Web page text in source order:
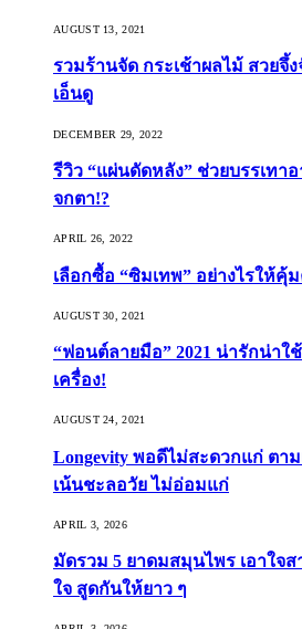
AUGUST 13, 2021
รวมร้านจัด กระเช้าผลไม้ สวยจึ้
เอ็นดู
DECEMBER 29, 2022
รีวิว “แผ่นดัดหลัง” ช่วยบรรเทา
จกตา!?
APRIL 26, 2022
เลือกซื้อ “ซิมเทพ” อย่างไรให้คุ้
AUGUST 30, 2021
“ฟอนต์ลายมือ” 2021 น่ารักน่า
เครื่อง!
AUGUST 24, 2021
Longevity พอดีไม่สะดวกแก่ ตา
เน้นชะลอวัย ไม่อ่อมแก่
APRIL 3, 2026
มัดรวม 5 ยาดมสมุนไพร เอาใจ
ใจ สูดกันให้ยาว ๆ